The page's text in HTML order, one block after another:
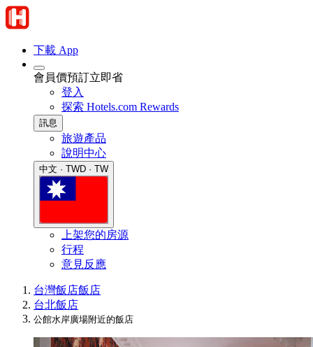
下載 App
會員價預訂立即省
登入
探索 Hotels.com Rewards
訊息
旅遊產品
說明中心
中文 · TWD · TW
上架您的房源
行程
意見反應
台灣飯店飯店
台北飯店
公館水岸廣場附近的飯店